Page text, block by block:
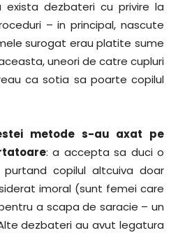
dezbateri cu privire la
– in principal, nascute
surogat erau platite sume
uneori de catre cupluri
ca sotia sa poarte copilul
metode s-au axat pe
: a accepta sa duci o
copilul altcuiva doar
imoral (sunt femei care
a scapa de saracie – un
dezbateri au avut legatura